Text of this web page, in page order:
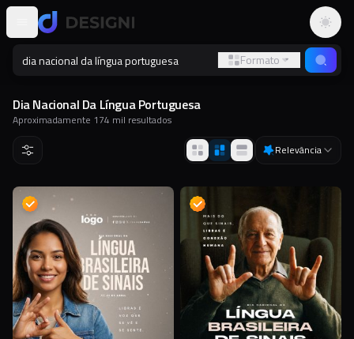
Formato
Dia Nacional Da Língua Portuguesa
Aproximadamente 174 mil resultados
Relevância